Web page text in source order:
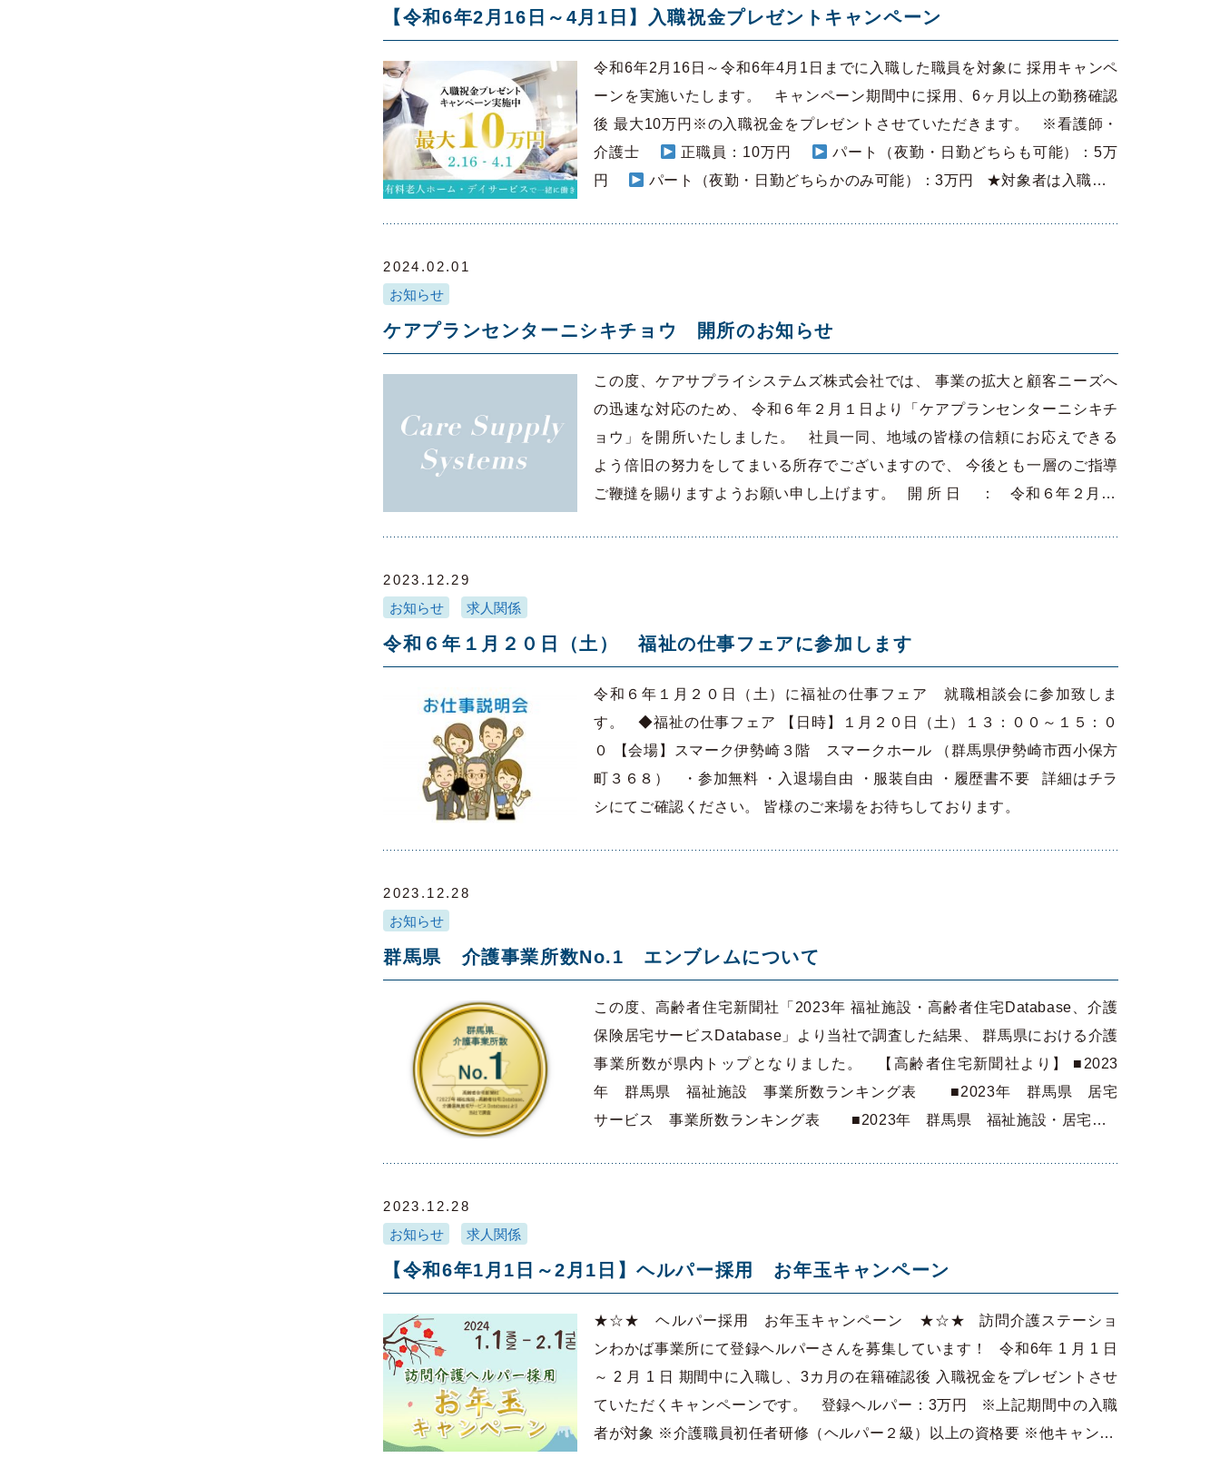
令和6年2月16日～令和6年4月1日までに入職した職員を対象に 採用キャンペ
ーンを実施いたします。 キャンペーン期間中に採用、6ヶ月以上の勤務確認
後 最大10万円※の入職祝金をプレゼントさせていただきます。 ※看護師・
介護士
正職員：10万円
パート（夜勤・日勤どちらも可能）：5万
円
パート（夜勤・日勤どちらかのみ可能）：3万円 ★対象者は入職…
【令和6年2月16日～4月1日】入職祝金プレゼントキャンペーン
この度、ケアサプライシステムズ株式会社では、 事業の拡大と顧客ニーズへ
の迅速な対応のため、 令和６年２月１日より「ケアプランセンターニシキチ
ョウ」を開所いたしました。 社員一同、地域の皆様の信頼にお応えできる
よう倍旧の努力をしてまいる所存でございますので、 今後とも一層のご指導
ご鞭撻を賜りますようお願い申し上げます。 開 所 日 ： 令和６年２月…
2024.02.01
お知らせ
ケアプランセンターニシキチョウ 開所のお知らせ
令和６年１月２０日（土）に福祉の仕事フェア 就職相談会に参加致しま
す。 ◆福祉の仕事フェア 【日時】１月２０日（土）１３：００～１５：０
０ 【会場】スマーク伊勢崎３階 スマークホール （群馬県伊勢崎市西小保方
町３６８） ・参加無料 ・入退場自由 ・服装自由 ・履歴書不要 詳細はチラ
シにてご確認ください。 皆様のご来場をお待ちしております。
2023.12.29
お知らせ
求人関係
令和６年１月２０日（土） 福祉の仕事フェアに参加します
この度、高齢者住宅新聞社「2023年 福祉施設・高齢者住宅Database、介護
保険居宅サービスDatabase」より当社で調査した結果、 群馬県における介護
事業所数が県内トップとなりました。 【高齢者住宅新聞社より】 ■2023
年 群馬県 福祉施設 事業所数ランキング表 ■2023年 群馬県 居宅
サービス 事業所数ランキング表 ■2023年 群馬県 福祉施設・居宅…
2023.12.28
お知らせ
群馬県 介護事業所数No.1 エンブレムについて
★☆★ ヘルパー採用 お年玉キャンペーン ★☆★ 訪問介護ステーショ
ンわかば事業所にて登録ヘルパーさんを募集しています！ 令和6年 1 月 1 日
～ 2 月 1 日 期間中に入職し、3カ月の在籍確認後 入職祝金をプレゼントさせ
ていただくキャンペーンです。 登録ヘルパー：3万円 ※上記期間中の入職
者が対象 ※介護職員初任者研修（ヘルパー２級）以上の資格要 ※他キャン…
2023.12.28
お知らせ
求人関係
【令和6年1月1日～2月1日】ヘルパー採用 お年玉キャンペーン